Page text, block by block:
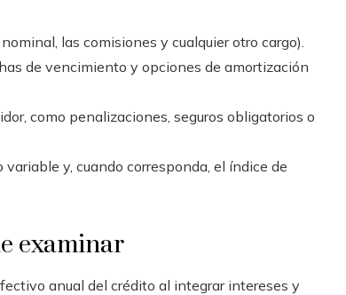
las comisiones y cualquier otro cargo).
de vencimiento y opciones de amortización
como penalizaciones, seguros obligatorios o
y, cuando corresponda, el índice de
examinar
anual del crédito al integrar intereses y